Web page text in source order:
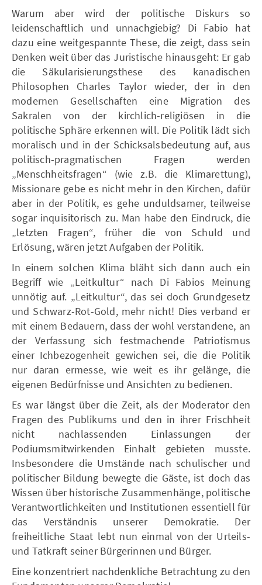
Warum aber wird der politische Diskurs so
leidenschaftlich und unnachgiebig? Di Fabio hat
dazu eine weitgespannte These, die zeigt, dass sein
Denken weit über das Juristische hinausgeht: Er gab
die Säkularisierungsthese des kanadischen
Philosophen Charles Taylor wieder, der in den
modernen Gesellschaften eine Migration des
Sakralen von der kirchlich-religiösen in die
politische Sphäre erkennen will. Die Politik lädt sich
moralisch und in der Schicksalsbedeutung auf, aus
politisch-pragmatischen Fragen werden
„Menschheitsfragen“ (wie z.B. die Klimarettung),
Missionare gebe es nicht mehr in den Kirchen, dafür
aber in der Politik, es gehe unduldsamer, teilweise
sogar inquisitorisch zu. Man habe den Eindruck, die
„letzten Fragen“, früher die von Schuld und
Erlösung, wären jetzt Aufgaben der Politik.
In einem solchen Klima bläht sich dann auch ein
Begriff wie „Leitkultur“ nach Di Fabios Meinung
unnötig auf. „Leitkultur“, das sei doch Grundgesetz
und Schwarz-Rot-Gold, mehr nicht! Dies verband er
mit einem Bedauern, dass der wohl verstandene, an
der Verfassung sich festmachende Patriotismus
einer Ichbezogenheit gewichen sei, die die Politik
nur daran ermesse, wie weit es ihr gelänge, die
eigenen Bedürfnisse und Ansichten zu bedienen.
Es war längst über die Zeit, als der Moderator den
Fragen des Publikums und den in ihrer Frischheit
nicht nachlassenden Einlassungen der
Podiumsmitwirkenden Einhalt gebieten musste.
Insbesondere die Umstände nach schulischer und
politischer Bildung bewegte die Gäste, ist doch das
Wissen über historische Zusammenhänge, politische
Verantwortlichkeiten und Institutionen essentiell für
das Verständnis unserer Demokratie. Der
freiheitliche Staat lebt nun einmal von der Urteils-
und Tatkraft seiner Bürgerinnen und Bürger.
Eine konzentriert nachdenkliche Betrachtung zu den